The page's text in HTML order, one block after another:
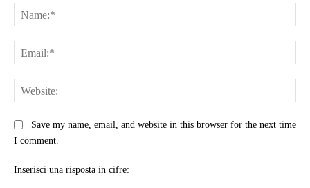
Save my name, email, and website in this browser for the next time
I comment.
Inserisci una risposta in cifre: